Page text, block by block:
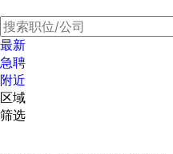
最新
急聘
附近
区域
筛选